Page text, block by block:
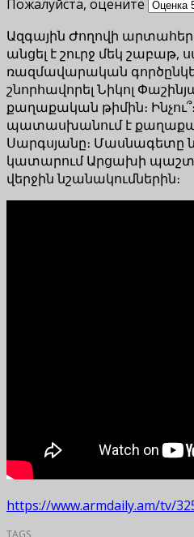
Пожалуйста, оцените
Ազգային Ժողովի
անցել է շուրջ մեկ
ռազմավարական
շնորհավորել Նիկոլ
քաղաքական թիմին։
պատասխանում է
Սարգսյանը։ Մասնագետը
կատարում Արցախի
վերջին նշանակումներին։
https://www.armdaily.am/tv/
TAGS